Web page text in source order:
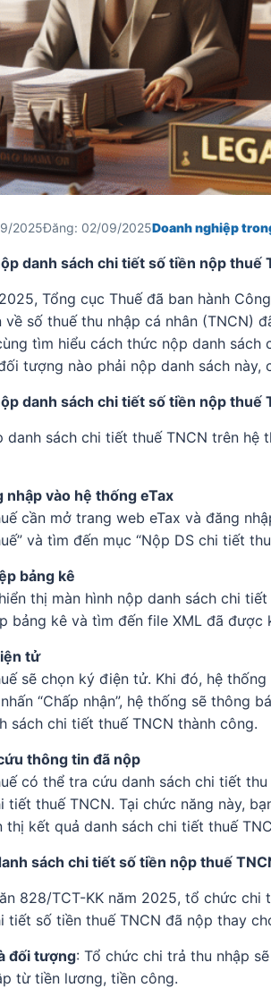
2025Đăng: 02/09/2025Doanh nghiệp
danh sách chi tiết số tiền nộp thuế
Tổng cục Thuế đã ban hành
số thuế thu nhập cá nhân (TNCN)
tìm hiểu cách thức nộp danh
tượng nào phải nộp danh sách
danh sách chi tiết số tiền nộp thuế
danh sách chi tiết thuế TNCN trên
nhập vào hệ thống eTax
cần mở trang web eTax và đăng
và tìm đến mục “Nộp DS chi tiết
bảng kê
thị màn hình nộp danh sách chi
bảng kê và tìm đến file XML đã được
tử
sẽ chọn ký điện tử. Khi đó, hệ thống
“Chấp nhận”, hệ thống sẽ thông
sách chi tiết thuế TNCN thành công.
thông tin đã nộp
có thể tra cứu danh sách chi tiết
tiết thuế TNCN. Tại chức năng này,
thị kết quả danh sách chi tiết thuế
sách chi tiết số tiền nộp thuế
828/TCT-KK năm 2025, tổ chức
tiết số tiền thuế TNCN đã nộp thay
đối tượng: Tổ chức chi trả thu nhập
từ tiền lương, tiền công.